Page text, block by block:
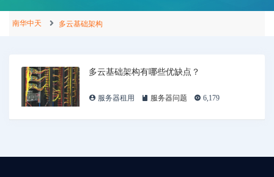
南华中天 多云基础架构
多云基础架构有哪些优缺点？
服务器租用 服务器问题 6,179